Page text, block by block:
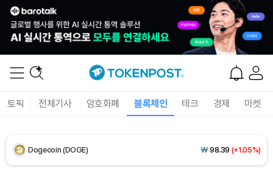
토픽 전체기사 암호화폐 블록체인 테크 경제 마켓
XRP (XRP) ₩1,450(-0.03%)
Dogecoin (DOGE) ₩ 98.39 (+1.05%)